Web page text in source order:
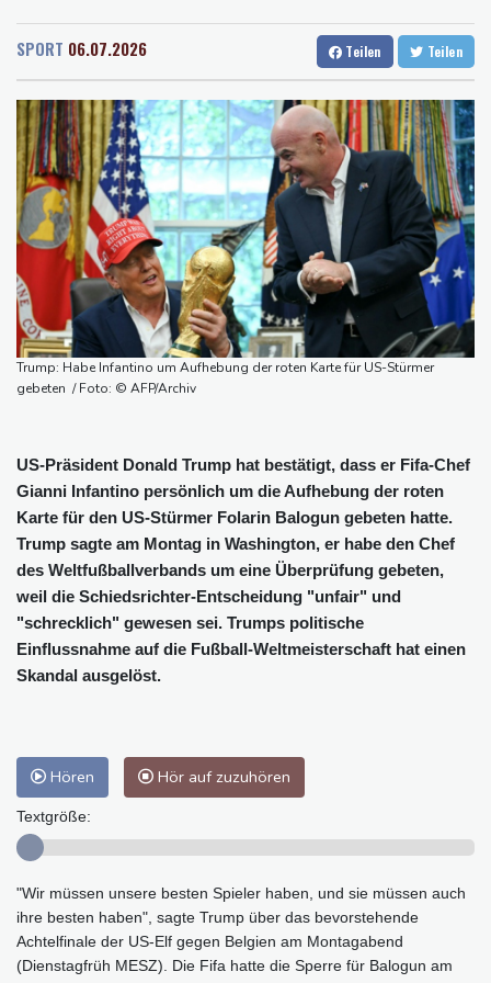
Dresden
Wien
32 °C
Baden-Baden
26 °C
Saudi-Arabien, Türkei und Pakistan schließen inmitten von Iran-
Polizei entdeckt Cannabisplantage mit mehr als 900 Pflanzen in
Kerpen - Festnahme
Xiaomi Skynomad: N70 und N90 erhöhen den Druck auf Europas
SUV-Markt
Sicherheitskreise vermuten russische Kampagne hinter
Falschvideo zu Merz-Rücktritt
Papst Leo XIV. will bei Frankreich-Besuch Missbrauchsopfer
treffen
SPORT 06.07.2026 Teilen Teilen
Trump: Habe Infantino um Aufhebung der roten Karte für US-Stürmer
gebeten / Foto: © AFP/Archiv
US-Präsident Donald Trump hat bestätigt, dass er Fifa-Chef
Gianni Infantino persönlich um die Aufhebung der roten
Karte für den US-Stürmer Folarin Balogun gebeten hatte.
Trump sagte am Montag in Washington, er habe den Chef
des Weltfußballverbands um eine Überprüfung gebeten,
weil die Schiedsrichter-Entscheidung "unfair" und
"schrecklich" gewesen sei. Trumps politische
Einflussnahme auf die Fußball-Weltmeisterschaft hat einen
Skandal ausgelöst.
Hören Hör auf zuzuhören
Textgröße:
"Wir müssen unsere besten Spieler haben, und sie müssen auch
ihre besten haben", sagte Trump über das bevorstehende
Achtelfinale der US-Elf gegen Belgien am Montagabend
(Dienstagfrüh MESZ). Die Fifa hatte die Sperre für Balogun am